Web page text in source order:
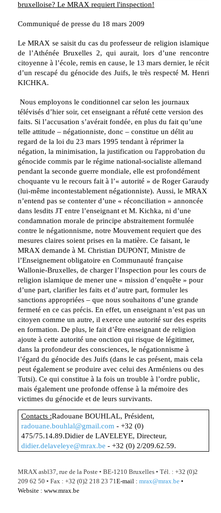
HAY DOUN
CONTACT
bruxelloise? Le MRAX requiert l'inspection!
Communiqué de presse du 18 mars 2009
Le MRAX se saisit du cas du professeur de religion islamique
de l’Athénée Bruxelles 2, qui aurait, lors d’une rencontre
citoyenne à l’école, remis en cause, le 13 mars dernier, le récit
d’un rescapé du génocide des Juifs, le très respecté M. Henri
KICHKA.
Nous employons le conditionnel car selon les journaux
télévisés d’hier soir, cet enseignant a réfuté cette version des
faits. Si l’accusation s’avérait fondée, en plus du fait qu’une
telle attitude – négationniste, donc – constitue un délit au
regard de la loi du 23 mars 1995 tendant à réprimer la
négation, la minimisation, la justification ou l'approbation du
génocide commis par le régime national-socialiste allemand
pendant la seconde guerre mondiale, elle est profondément
choquante vu le recours fait à l’« autorité » de Roger Garaudy
(lui-même incontestablement négationniste). Aussi, le MRAX
n’entend pas se contenter d’une « réconciliation » annoncée
dans lesdits JT entre l’enseignant et M. Kichka, ni d’une
condamnation morale de principe abstraitement formulée
contre le négationnisme, notre Mouvement requiert que des
mesures claires soient prises en la matière. Ce faisant, le
MRAX demande à M. Christian DUPONT, Ministre de
l’Enseignement obligatoire en Communauté française
Wallonie-Bruxelles, de charger l’Inspection pour les cours de
religion islamique de mener une « mission d’enquête » pour
d’une part, clarifier les faits et d’autre part, formuler les
sanctions appropriées – que nous souhaitons d’une grande
fermeté en ce cas précis. En effet, un enseignant n’est pas un
citoyen comme un autre, il exerce une autorité sur des esprits
en formation. De plus, le fait d’être enseignant de religion
ajoute à cette autorité une onction qui risque de légitimer,
dans la profondeur des consciences, le négationnisme à
l’égard du génocide des Juifs (dans le cas présent, mais cela
peut également se produire avec celui des Arméniens ou des
Tutsi). Ce qui constitue à la fois un trouble à l’ordre public,
mais également une profonde offense à la mémoire des
victimes du génocide et de leurs survivants.
Contacts :Radouane BOUHLAL, Président,
radouane.bouhlal@gmail.com - +32 (0)
475/75.14.89.Didier de LAVELEYE, Directeur,
didier.delaveleye@mrax.be - +32 (0) 2/209.62.59.
MRAX asbl37, rue de la Poste • BE-1210 Bruxelles • Tél. : +32 (0)2
209 62 50 • Fax : +32 (0)2 218 23 71E-mail : mrax@mrax.be •
Website : www.mrax.be